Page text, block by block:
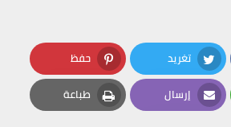
تغريد
Twitter
حفظ
Pinterest
إرسال
Email
طباعة
Print